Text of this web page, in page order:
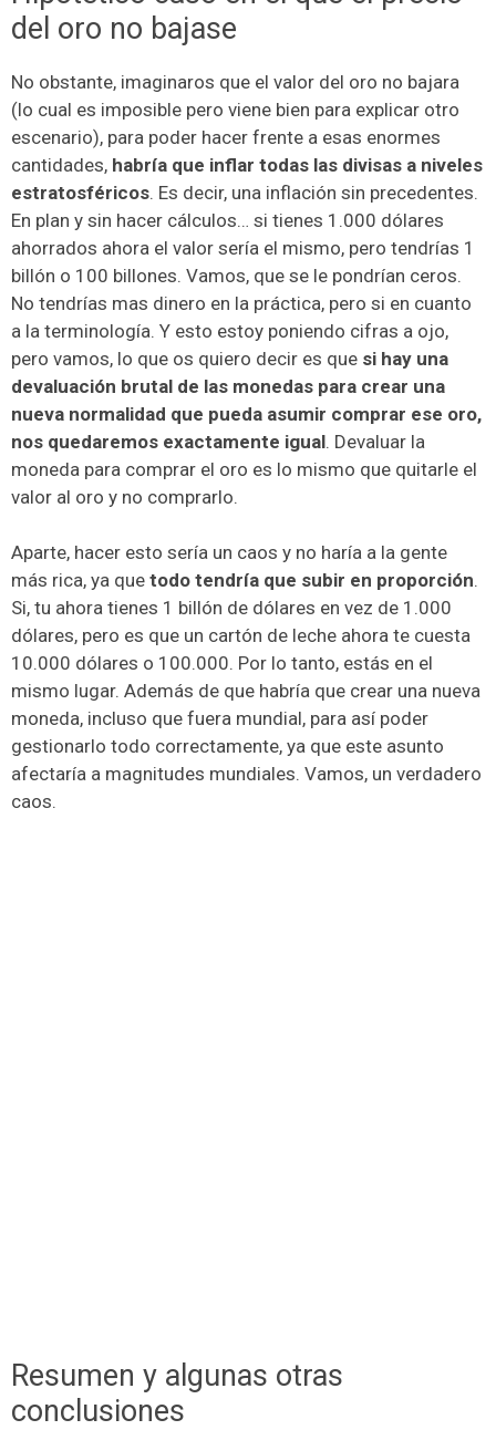
del oro no bajase
No obstante, imaginaros que el valor del oro no bajara
(lo cual es imposible pero viene bien para explicar otro
escenario), para poder hacer frente a esas enormes
cantidades, habría que inflar todas las divisas a niveles
estratosféricos. Es decir, una inflación sin precedentes.
En plan y sin hacer cálculos… si tienes 1.000 dólares
ahorrados ahora el valor sería el mismo, pero tendrías 1
billón o 100 billones. Vamos, que se le pondrían ceros.
No tendrías mas dinero en la práctica, pero si en cuanto
a la terminología. Y esto estoy poniendo cifras a ojo,
pero vamos, lo que os quiero decir es que si hay una
devaluación brutal de las monedas para crear una
nueva normalidad que pueda asumir comprar ese oro,
nos quedaremos exactamente igual. Devaluar la
moneda para comprar el oro es lo mismo que quitarle el
valor al oro y no comprarlo.
Aparte, hacer esto sería un caos y no haría a la gente
más rica, ya que todo tendría que subir en proporción.
Si, tu ahora tienes 1 billón de dólares en vez de 1.000
dólares, pero es que un cartón de leche ahora te cuesta
10.000 dólares o 100.000. Por lo tanto, estás en el
mismo lugar. Además de que habría que crear una nueva
moneda, incluso que fuera mundial, para así poder
gestionarlo todo correctamente, ya que este asunto
afectaría a magnitudes mundiales. Vamos, un verdadero
caos.
Resumen y algunas otras
conclusiones